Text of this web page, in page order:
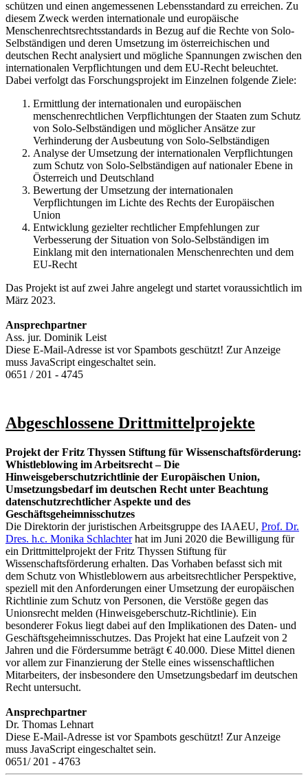
schützen und einen angemessenen Lebensstandard zu erreichen. Zu
diesem Zweck werden internationale und europäische
Menschenrechtsrechtsstandards in Bezug auf die Rechte von Solo-
Selbständigen und deren Umsetzung im österreichischen und
deutschen Recht analysiert und mögliche Spannungen zwischen den
internationalen Verpflichtungen und dem EU-Recht beleuchtet.
Dabei verfolgt das Forschungsprojekt im Einzelnen folgende Ziele:
Ermittlung der internationalen und europäischen
menschenrechtlichen Verpflichtungen der Staaten zum Schutz
von Solo-Selbständigen und möglicher Ansätze zur
Verhinderung der Ausbeutung von Solo-Selbständigen
Analyse der Umsetzung der internationalen Verpflichtungen
zum Schutz von Solo-Selbständigen auf nationaler Ebene in
Österreich und Deutschland
Bewertung der Umsetzung der internationalen
Verpflichtungen im Lichte des Rechts der Europäischen
Union
Entwicklung gezielter rechtlicher Empfehlungen zur
Verbesserung der Situation von Solo-Selbständigen im
Einklang mit den internationalen Menschenrechten und dem
EU-Recht
Das Projekt ist auf zwei Jahre angelegt und startet voraussichtlich im
März 2023.
Ansprechpartner
Ass. jur. Dominik Leist
Diese E-Mail-Adresse ist vor Spambots geschützt! Zur Anzeige
muss JavaScript eingeschaltet sein.
0651 / 201 - 4745
Abgeschlossene Drittmittelprojekte
Projekt der Fritz Thyssen Stiftung für Wissenschaftsförderung:
Whistleblowing im Arbeitsrecht – Die
Hinweisgeberschutzrichtlinie der Europäischen Union,
Umsetzungsbedarf im deutschen Recht unter Beachtung
datenschutzrechtlicher Aspekte und des
Geschäftsgeheimnisschutzes
Die Direktorin der juristischen Arbeitsgruppe des IAAEU, Prof. Dr.
Dres. h.c. Monika Schlachterhat im Juni 2020 die Bewilligung für
ein Drittmittelprojekt der Fritz Thyssen Stiftung für
Wissenschaftsförderung erhalten. Das Vorhaben befasst sich mit
dem Schutz von Whistleblowern aus arbeitsrechtlicher Perspektive,
speziell mit den Anforderungen einer Umsetzung der europäischen
Richtlinie zum Schutz von Personen, die Verstöße gegen das
Unionsrecht melden (Hinweisgeberschutz-Richtlinie). Ein
besonderer Fokus liegt dabei auf den Implikationen des Daten- und
Geschäftsgeheimnisschutzes. Das Projekt hat eine Laufzeit von 2
Jahren und die Fördersumme beträgt € 40.000. Diese Mittel dienen
vor allem zur Finanzierung der Stelle eines wissenschaftlichen
Mitarbeiters, der insbesondere den Umsetzungsbedarf im deutschen
Recht untersucht.
Ansprechpartner
Dr. Thomas Lehnart
Diese E-Mail-Adresse ist vor Spambots geschützt! Zur Anzeige
muss JavaScript eingeschaltet sein.
0651/ 201 - 4763